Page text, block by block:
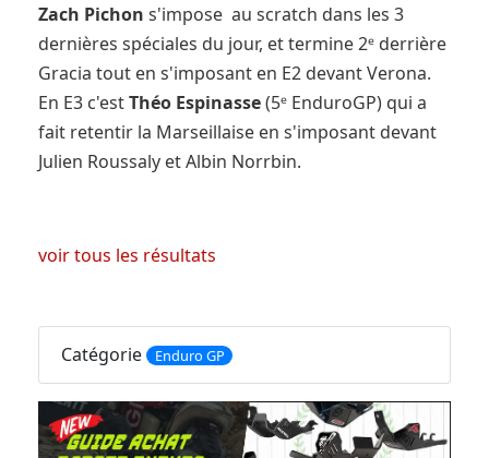
Zach Pichon s'impose au scratch dans les 3
dernières spéciales du jour, et termine 2ᵉ derrière
Gracia tout en s'imposant en E2 devant Verona.
En E3 c'estThéo Espinasse(5ᵉ EnduroGP) qui a
fait retentir la Marseillaise en s'imposant devant
Julien Roussaly et Albin Norrbin.
voir tous les résultats
Catégorie Enduro GP